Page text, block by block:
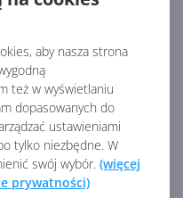
aby nasza strona
też w wyświetlaniu
dopasowanych do
ustawieniami
tylko niezbędne. W
swój wybór. (więcej
prywatności)
pojętymi usługami.
na usługi,
i analizą.
pozwala
nimi. Nie zabrakło
mapach. Moduł Usługi